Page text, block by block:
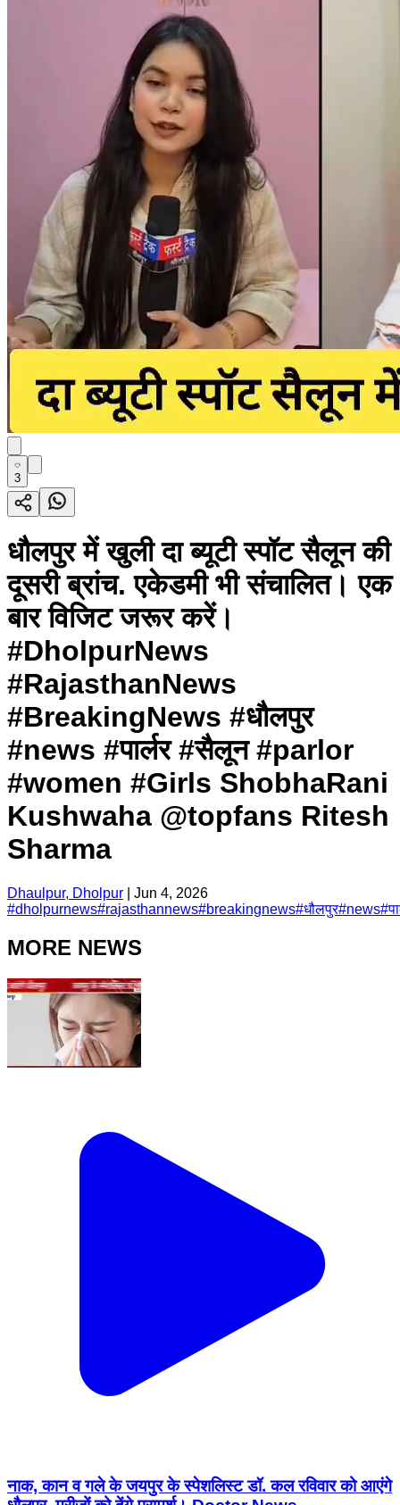
3
धौलपुर में खुली दा ब्यूटी स्पॉट सैलून की
दूसरी ब्रांच. एकेडमी भी संचालित। एक
बार विजिट जरूर करें।
#DholpurNews
#RajasthanNews
#BreakingNews #धौलपुर
#news #पार्लर #सैलून #parlor
#women #Girls ShobhaRani
Kushwaha @topfans Ritesh
Sharma
Dhaulpur, Dholpur
Jun 4, 2026
#dholpurnews#rajasthannews#breakingnews#धौलपुर#news#
MORE NEWS
नाक, कान व गले के जयपुर के स्पेशलिस्ट डॉ. कल रविवार को आएंगे